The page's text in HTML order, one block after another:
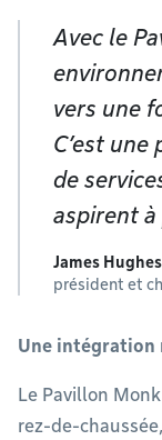
Avec le
vers une
C’est
de
aspirent
James Hughes
président et
Une intégration
Le Pavillon
rez-de-